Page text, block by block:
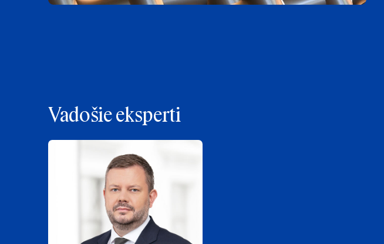
Vadošie eksperti